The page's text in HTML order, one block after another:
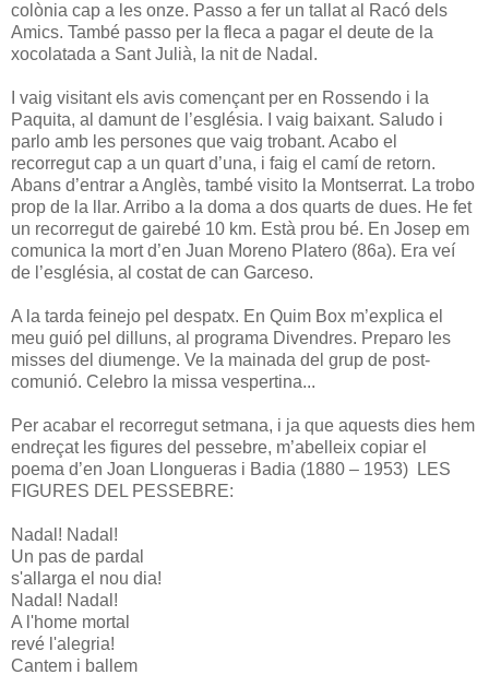
colònia cap a les onze. Passo a fer un tallat al Racó dels
Amics. També passo per la fleca a pagar el deute de la
xocolatada a Sant Julià, la nit de Nadal.
I vaig visitant els avis començant per en Rossendo i la
Paquita, al damunt de l’església. I vaig baixant. Saludo i
parlo amb les persones que vaig trobant. Acabo el
recorregut cap a un quart d’una, i faig el camí de retorn.
Abans d’entrar a Anglès, també visito la Montserrat. La trobo
prop de la llar. Arribo a la doma a dos quarts de dues. He fet
un recorregut de gairebé 10 km. Està prou bé. En Josep em
comunica la mort d’en Juan Moreno Platero (86a). Era veí
de l’església, al costat de can Garceso.
A la tarda feinejo pel despatx. En Quim Box m’explica el
meu guió pel dilluns, al programa Divendres. Preparo les
misses del diumenge. Ve la mainada del grup de post-
comunió. Celebro la missa vespertina...
Per acabar el recorregut setmana, i ja que aquests dies hem
endreçat les figures del pessebre, m’abelleix copiar el
poema d’en Joan Llongueras i Badia (1880 – 1953) LES
FIGURES DEL PESSEBRE:
Nadal! Nadal!
Un pas de pardal
s'allarga el nou dia!
Nadal! Nadal!
A l'home mortal
revé l'alegria!
Cantem i ballem